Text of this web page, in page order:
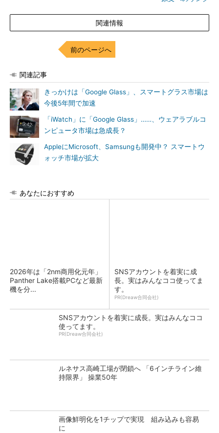
関連情報
前のページへ
関連記事
きっかけは「Google Glass」、スマートグラス市場は
今後5年間で加速
「iWatch」に「Google Glass」……、ウェアラブルコ
ンピュータ市場は急成長？
AppleにMicrosoft、Samsungも開発中？ スマートウ
ォッチ市場が拡大
あなたにおすすめ
2026年は「2nm商用化元年」
Panther Lake搭載PCなど最新
機を分...
SNSアカウントを着実に成
長。実はみんなココ使ってま
す。
PR(Dreaw合同会社)
SNSアカウントを着実に成長。実はみんなココ
使ってます。
PR(Dreaw合同会社)
ルネサス高崎工場が閉鎖へ 「6インチライン維
持限界」 操業50年
画像鮮明化を1チップで実現 組み込みも容易
に